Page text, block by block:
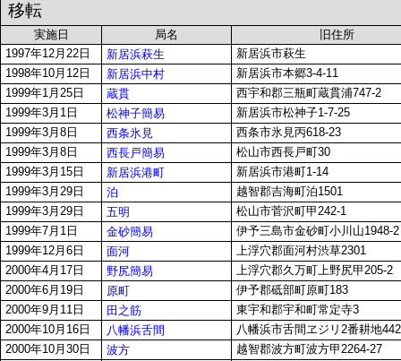
移転
実施日 局名
旧住所
1997年12月22日
新居浜萩生
新居浜市萩生
1998年10月12日
新居浜中村
新居浜市本郷3-4-11
1999年1月25日
蔵貫
西宇和郡三瓶町蔵貫浦747-2
1999年3月1日
松神子簡易
新居浜市松神子1-7-25
1999年3月8日
西条氷見
西条市氷見丙618-23
1999年3月8日
西長戸簡易
松山市西長戸町30
1999年3月15日
新居浜港町
新居浜市港町1-14
1999年3月29日
泊
越智郡吉海町泊1501
1999年3月29日
五明
松山市菅沢町甲242-1
1999年7月1日
金砂簡易
伊予三島市金砂町小川山1948-2
1999年12月6日
面河
上浮穴郡面河村渋草2301
2000年4月17日
野尻簡易
上浮穴郡久万町上野尻甲205-2
2000年6月19日
原町
伊予郡砥部町原町183
2000年9月11日
田之筋
東宇和郡宇和町常定寺3
2000年10月16日
八幡浜舌間
八幡浜市舌間ヱジリ2番耕地
2000年10月30日
波方
越智郡波方町波方甲2264-27